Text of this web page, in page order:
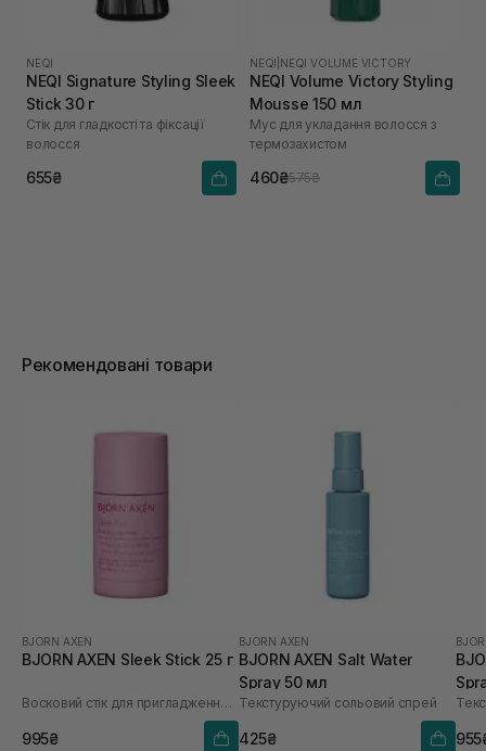
NEQI
NEQI Signature Styling Sleek
Stick 30 г
Стік для гладкості та фіксації
волосся
655₴
NEQI NEQI VOLUME VICTORY
NEQI Volume Victory Styling
Mousse 150 мл
Мус для укладання волосся з
термозахистом
460₴575₴
Рекомендовані товари
BJORN AXEN
BJORN AXEN Sleek Stick 25 г
Восковий стік для пригладження волосся
995₴
BJORN AXEN
BJORN AXEN Salt Water
Spray 50 мл
Текстуруючий сольовий спрей
425₴